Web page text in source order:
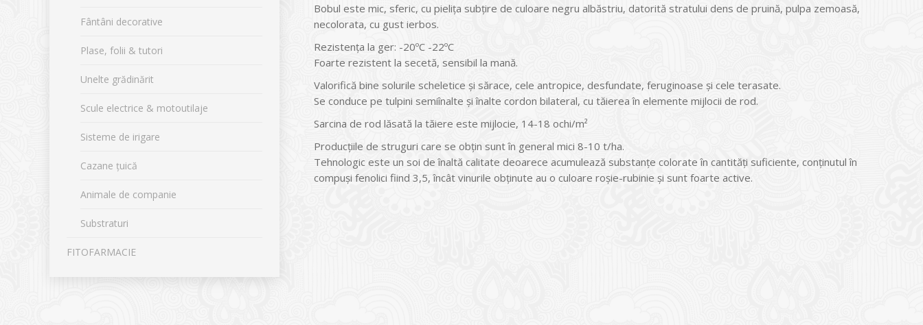
Bobul este mic, sferic, cu pieliţa subţire de culoare negru albăstriu, datorită stratului dens de pruină, pulpa zemoasă,
necolorata, cu gust ierbos.
Rezistenţa la ger: -20ºC -22ºC
Foarte rezistent la secetă, sensibil la mană.
Valorifică bine solurile scheletice şi sărace, cele antropice, desfundate, feruginoase şi cele terasate.
Se conduce pe tulpini semiînalte şi înalte cordon bilateral, cu tăierea în elemente mijlocii de rod.
Sarcina de rod lăsată la tăiere este mijlocie, 14-18 ochi/m²
Producţiile de struguri care se obţin sunt în general mici 8-10 t/ha.
Tehnologic este un soi de înaltă calitate deoarece acumulează substanţe colorate în cantităţi suficiente, conţinutul în
compuşi fenolici fiind 3,5, încât vinurile obţinute au o culoare roşie-rubinie şi sunt foarte active.
Fântâni decorative
Plase, folii & tutori
Unelte grădinărit
Scule electrice & motoutilaje
Sisteme de irigare
Cazane țuică
Animale de companie
Substraturi
FITOFARMACIE